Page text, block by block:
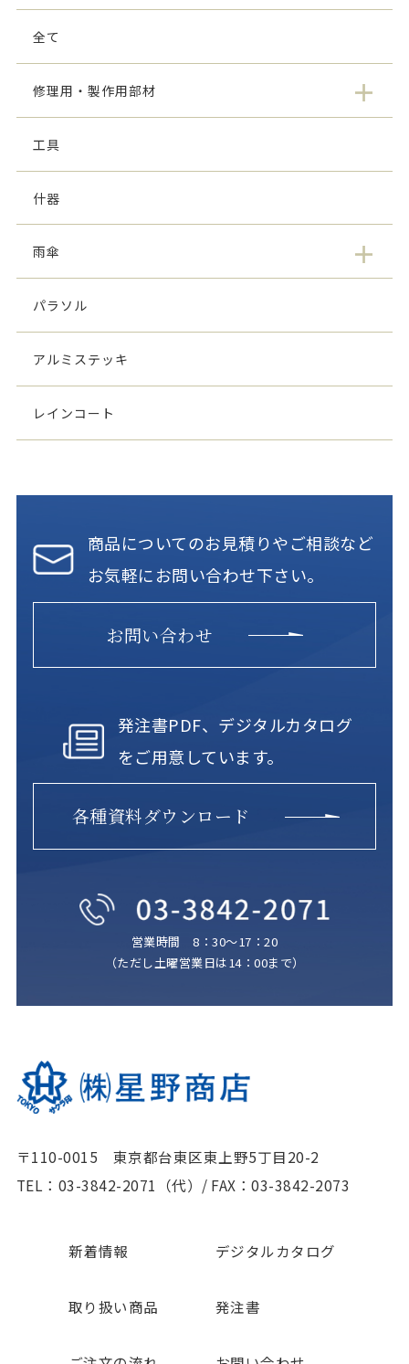
全て
修理用・製作用部材
工具
什器
雨傘
パラソル
アルミステッキ
レインコート
商品についてのお見積りやご相談など
お気軽にお問い合わせ下さい。
お問い合わせ
発注書PDF、デジタルカタログ
をご用意しています。
各種資料ダウンロード
営業時間 8：30～17：20
（ただし土曜営業日は14：00まで）
〒110-0015 東京都台東区東上野5丁目20-2
TEL：03-3842-2071（代） / FAX：03-3842-2073
新着情報 デジタルカタログ
取り扱い商品 発注書